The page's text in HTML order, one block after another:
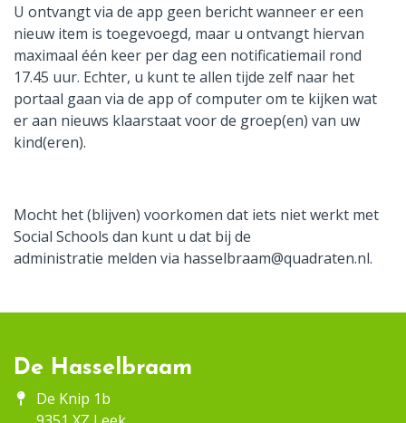
U ontvangt via de app geen bericht wanneer er een
nieuw item is toegevoegd, maar u ontvangt hiervan
maximaal één keer per dag een notificatiemail rond
17.45 uur. Echter, u kunt te allen tijde zelf naar het
portaal gaan via de app of computer om te kijken wat
er aan nieuws klaarstaat voor de groep(en) van uw
kind(eren).
Mocht het (blijven) voorkomen dat iets niet werkt met
Social Schools dan kunt u dat bij de
administratie melden via hasselbraam@quadraten.nl.
De Hasselbraam
De Knip 1b